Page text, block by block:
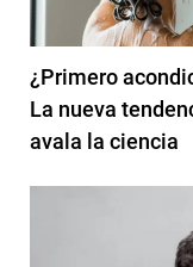
¿Primero
La nueva
avala la ciencia